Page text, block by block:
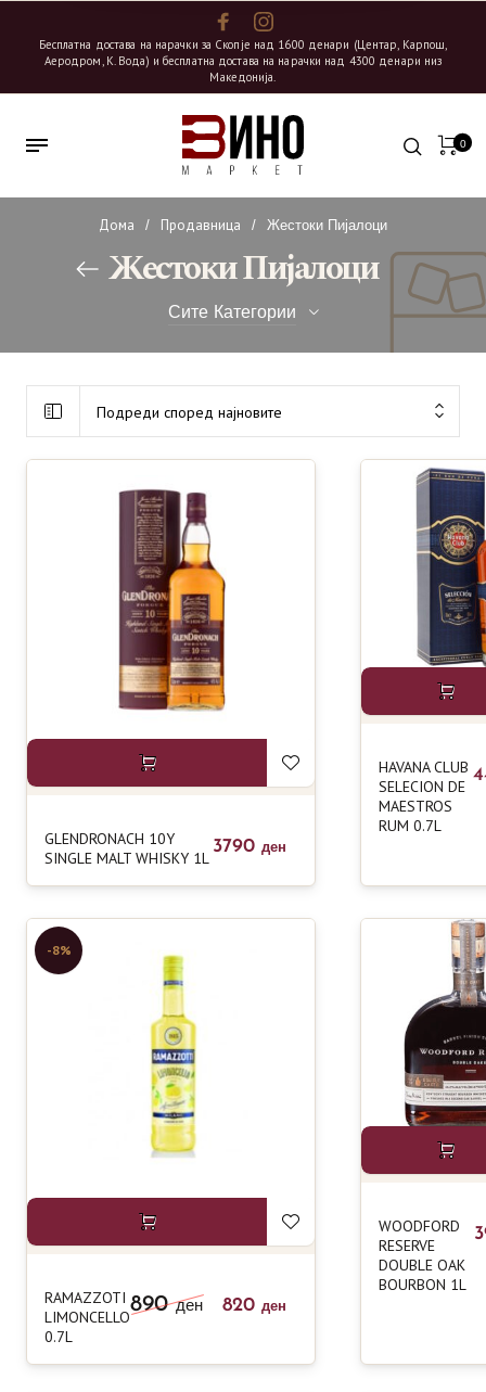
Бесплатна достава на нарачки за Скопје над 1600 денари (Центар, Карпош,
Аеродром, К. Вода) и бесплатна достава на нарачки над 4300 денари низ
Македонија.
0
Дома / Продавница / Жестоки Пијалоци
Жестоки Пијалоци
Сите Категории
Коњак
Сирупи и Тоници
Виски
Водка
Ликер
Ракија
Рум
Текила
Подреди според најновите
GLENDRONACH 10Y
SINGLE MALT WHISKY 1L
3790 ден
HAVANA CLUB
SELECION DE
MAESTROS
RUM 0.7L
-8%
RAMAZZOTI
LIMONCELLO
0.7L
890ден 820 ден
WOODFORD
RESERVE
DOUBLE OAK
BOURBON 1L